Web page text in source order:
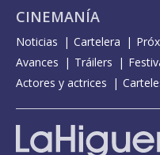
CINEMANÍA
Noticias Cartelera
Avances
Tráilers
Actores y actrices